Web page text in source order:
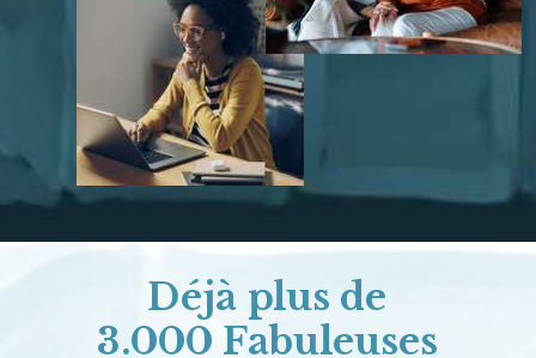
Déjà plus de
3.000 Fabuleuses